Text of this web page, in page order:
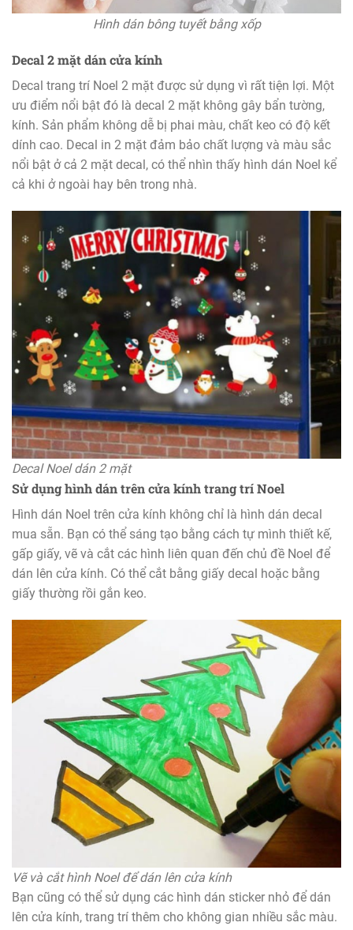
Hình dán bông tuyết bằng xốp
Decal 2 mặt dán cửa kính
Decal trang trí Noel 2 mặt được sử dụng vì rất tiện lợi. Một
ưu điểm nổi bật đó là decal 2 mặt không gây bẩn tường,
kính. Sản phẩm không dễ bị phai màu, chất keo có độ kết
dính cao. Decal in 2 mặt đảm bảo chất lượng và màu sắc
nổi bật ở cả 2 mặt decal, có thể nhìn thấy hình dán Noel kể
cả khi ở ngoài hay bên trong nhà.
Decal Noel dán 2 mặt
Sử dụng hình dán trên cửa kính trang trí Noel
Hình dán Noel trên cửa kính không chỉ là hình dán decal
mua sẵn. Bạn có thể sáng tạo bằng cách tự mình thiết kế,
gấp giấy, vẽ và cắt các hình liên quan đến chủ đề Noel để
dán lên cửa kính. Có thể cắt bằng giấy decal hoặc bằng
giấy thường rồi gắn keo.
Vẽ và cắt hình Noel để dán lên cửa kính
Bạn cũng có thể sử dụng các hình dán sticker nhỏ để dán
lên cửa kính, trang trí thêm cho không gian nhiều sắc màu.